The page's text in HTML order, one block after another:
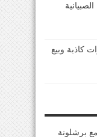
كاذبة وبيع
برشلونة